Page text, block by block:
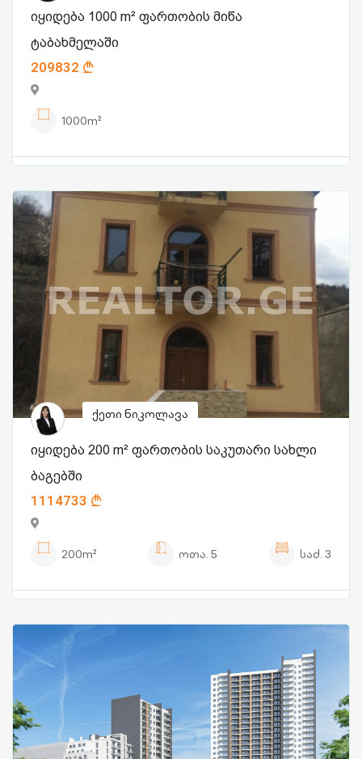
იყიდება 1000 m² ფართობის მიწა
ტაბახმელაში
209832
1000m²
ქეთი ნიკოლავა
იყიდება 200 m² ფართობის საკუთარი სახლი
ბაგებში
1114733
200m² ოთა. 5 საძ. 3